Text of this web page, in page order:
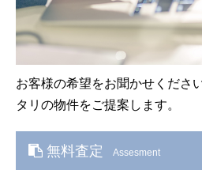
お客様の希望をお聞かせくださ
タリの物件をご提案します。
無料査定 Assesment